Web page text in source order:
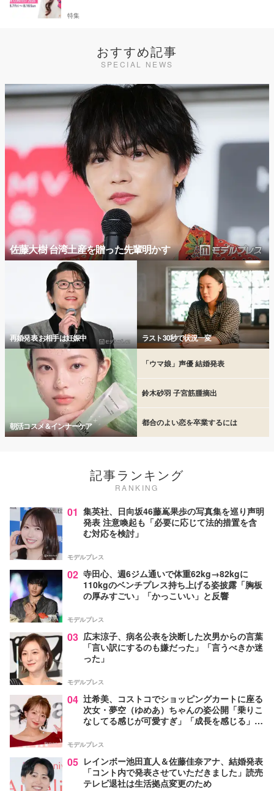
特集
おすすめ記事
SPECIAL NEWS
佐藤大樹 台湾土産を贈った先輩明かす
再婚発表 お相手は妊娠中 ラスト30秒で状況一変
朝活コスメ＆インナーケア
「ウマ娘」声優 結婚発表
鈴木砂羽 子宮筋腫摘出
都合のよい恋を卒業するには
記事ランキング
RANKING
01 集英社、日向坂46藤嶌果歩の写真集を巡り声明
発表 注意喚起も「必要に応じて法的措置を含
む対応を検討」
モデルプレス
02 寺田心、週6ジム通いで体重62kg→82kgに
110kgのベンチプレス持ち上げる姿披露「胸板
の厚みすごい」「かっこいい」と反響
モデルプレス
03 広末涼子、病名公表を決断した次男からの言葉
「言い訳にするのも嫌だった」「言うべきか迷
った」
モデルプレス
04 辻希美、コストコでショッピングカートに座る
次女・夢空（ゆめあ）ちゃんの姿公開「乗りこ
なしてる感じが可愛すぎ」「成長を感じる」の
モデルプレス
05 レインボー池田直人＆佐藤佳奈アナ、結婚発表
「コント内で発表させていただきました」読売
テレビ退社は生活拠点変更のため